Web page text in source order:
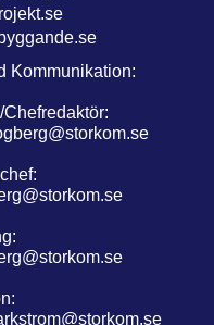
Kommunikation: